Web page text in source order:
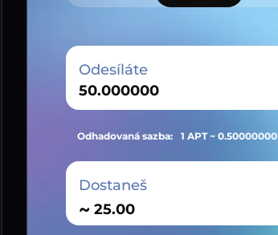
Odesíláte
Odhadovaná sazba: 1 APT ~ 0.50000000
Dostaneš
~